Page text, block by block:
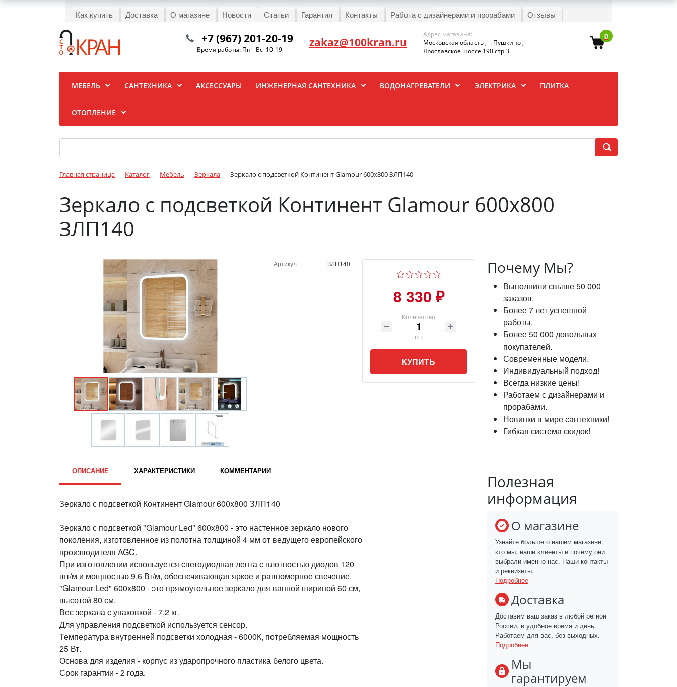
Как купить Доставка О магазине Новости Статьи Гарантия Контакты Работа с дизайнерами и прорабами Отзывы
0
+7 (967) 201-20-19
Время работы: Пн - Вс 10-19 zakaz@100kran.ru
Адрес магазина:
Московская область , г. Пушкино ,
Ярославское шоссе 190 стр 3.
МЕБЕЛЬ САНТЕХНИКА АКСЕССУАРЫ ИНЖЕНЕРНАЯ САНТЕХНИКА ВОДОНАГРЕВАТЕЛИ ЭЛЕКТРИКА ПЛИТКА
ОТОПЛЕНИЕ
Главная страница Каталог Мебель Зеркала Зеркало с подсветкой Континент Glamour 600x800 ЗЛП140
Зеркало с подсветкой Континент Glamour 600x800
ЗЛП140
Артикул ЗЛП140
8 330 ₽
Количество
шт
КУПИТЬ
ОПИСАНИЕ ХАРАКТЕРИСТИКИ КОММЕНТАРИИ
Зеркало с подсветкой Континент Glamour 600x800 ЗЛП140
Зеркало с подсветкой "Glamour Led" 600х800 - это настенное зеркало нового
поколения, изготовленное из полотна толщиной 4 мм от ведущего европейского
производителя AGC.
При изготовлении используется светодиодная лента с плотностью диодов 120
шт/м и мощностью 9,6 Вт/м, обеспечивающая яркое и равномерное свечение.
"Glamour Led" 600х800 - это прямоугольное зеркало для ванной шириной 60 см,
высотой 80 см.
Вес зеркала с упаковкой - 7,2 кг.
Для управления подсветкой используется сенсор.
Температура внутренней подсветки холодная - 6000К, потребляемая мощность
25 Вт.
Основа для изделия - корпус из ударопрочного пластика белого цвета.
Срок гарантии - 2 года.
Почему Мы?
Выполнили свыше 50 000
заказов.
Более 7 лет успешной
работы.
Более 50 000 довольных
покупателей.
Современные модели.
Индивидуальный подход!
Всегда низкие цены!
Работаем с дизайнерами и
прорабами.
Новинки в мире сантехники!
Гибкая система скидок!
Полезная
информация
О магазине
Узнайте больше о нашем магазине:
кто мы, наши клиенты и почему они
выбрали именно нас. Наши контакты
и реквизиты.
Подробнее
Доставка
Доставим ваш заказ в любой регион
России, в удобное время и день.
Работаем для вас, без выходных.
Подробнее
Мы
гарантируем